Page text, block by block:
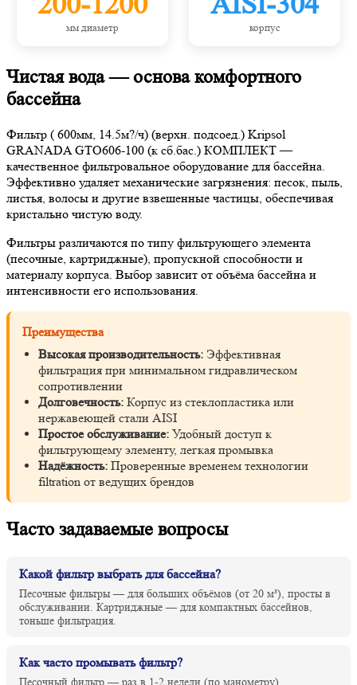
мм диаметр корпус
Чистая вода — основа комфортного
бассейна
Фильтр ( 600мм, 14.5м?/ч) (верхн. подсоед.) Kripsol
GRANADA GTO606-100 (к сб.бас.) КОМПЛЕКТ —
качественное фильтровальное оборудование для бассейна.
Эффективно удаляет механические загрязнения: песок, пыль,
листья, волосы и другие взвешенные частицы, обеспечивая
кристально чистую воду.
Фильтры различаются по типу фильтрующего элемента
(песочные, картриджные), пропускной способности и
материалу корпуса. Выбор зависит от объёма бассейна и
интенсивности его использования.
Преимущества
Высокая производительность: Эффективная
фильтрация при минимальном гидравлическом
сопротивлении
Долговечность: Корпус из стеклопластика или
нержавеющей стали AISI
Простое обслуживание: Удобный доступ к
фильтрующему элементу, легкая промывка
Надёжность: Проверенные временем технологии
filtration от ведущих брендов
Часто задаваемые вопросы
Какой фильтр выбрать для бассейна?
Песочные фильтры — для больших объёмов (от 20 м³), просты в
обслуживании. Картриджные — для компактных бассейнов,
тоньше фильтрация.
Как часто промывать фильтр?
Песочный фильтр — раз в 1-2 недели (по манометру).